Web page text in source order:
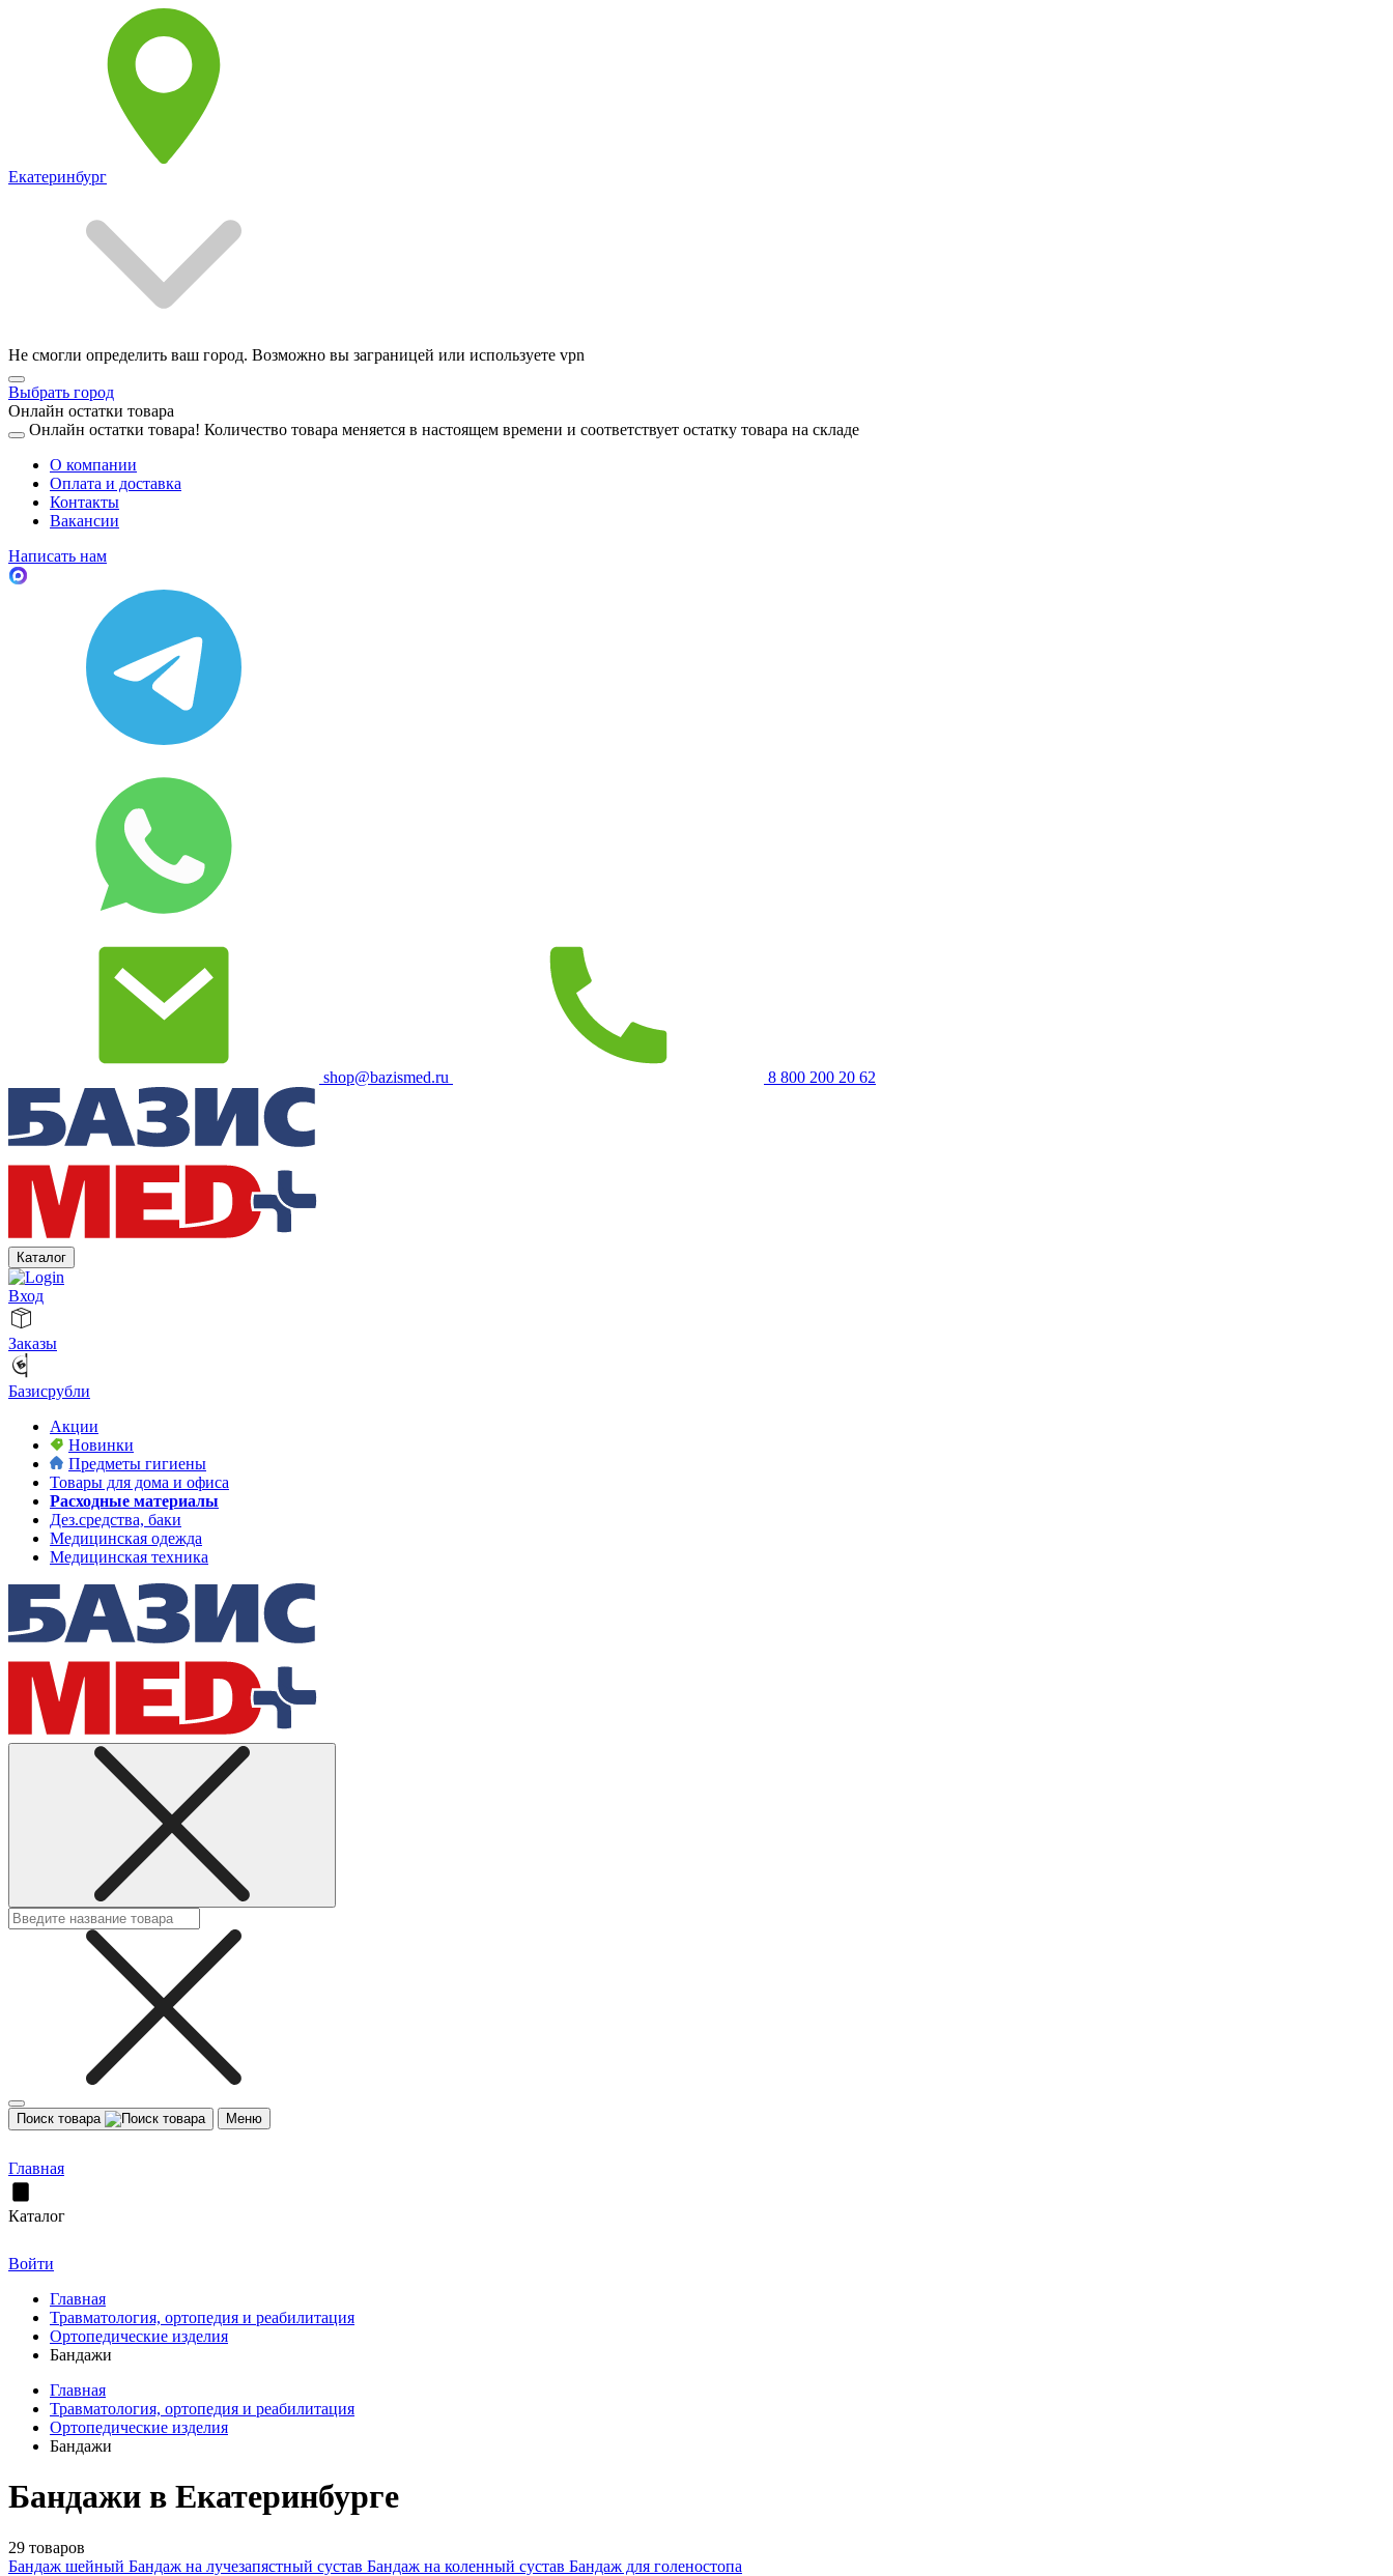
Екатеринбург
Не смогли определить ваш город. Возможно вы заграницей или используете vpn
Выбрать город
Онлайн остатки товара
Онлайн остатки товара! Количество товара меняется в настоящем времени и соответствует остатку товара на складе
О компании
Оплата и доставка
Контакты
Вакансии
Написать нам
shop@bazismed.ru 8 800 200 20 62
Каталог
Вход
Заказы
Базисрубли
Акции
Новинки
Предметы гигиены
Товары для дома и офиса
Расходные материалы
Дез.средства, баки
Медицинская одежда
Медицинская техника
Поиск товара Меню
Главная
Каталог
Войти
Главная
Травматология, ортопедия и реабилитация
Ортопедические изделия
Бандажи
Главная
Травматология, ортопедия и реабилитация
Ортопедические изделия
Бандажи
Бандажи в Екатеринбурге
29 товаров
Бандаж шейный Бандаж на лучезапястный сустав Бандаж на коленный сустав Бандаж для голеностопа